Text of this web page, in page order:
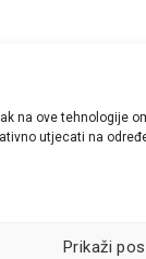
na ove tehnologije
utjecati na
Prikaži